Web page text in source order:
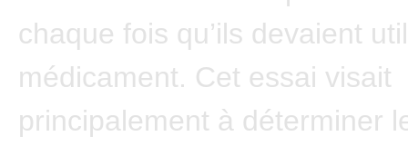
chaque fois qu’ils devaient
médicament. Cet essai visait
principalement à déterminer